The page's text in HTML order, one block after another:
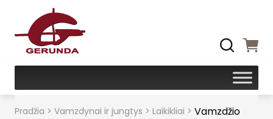
Pradžia > Vamzdynai ir jungtys > Laikikliai > Vamzdžio